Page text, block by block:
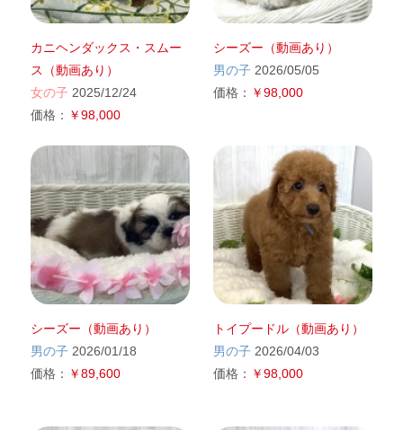
カニヘンダックス・スムー
ス（動画あり）
女の子 2025/12/24
価格： ￥98,000
シーズー（動画あり）
男の子2026/05/05
価格： ￥98,000
シーズー（動画あり）
男の子2026/01/18
価格： ￥89,600
トイプードル（動画あり）
男の子2026/04/03
価格： ￥98,000